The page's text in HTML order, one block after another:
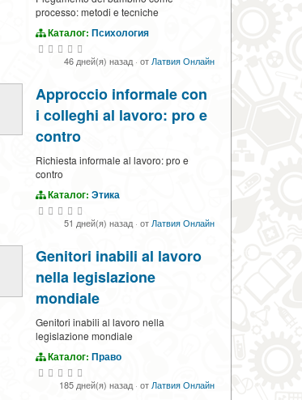
processo: metodi e tecniche
Каталог: Психология
46 дней(я) назад· отЛатвия Онлайн
Approccio informale con
i colleghi al lavoro: pro e
contro
Richiesta informale al lavoro: pro e
contro
Каталог: Этика
51 дней(я) назад· отЛатвия Онлайн
Genitori inabili al lavoro
nella legislazione
mondiale
Genitori inabili al lavoro nella
legislazione mondiale
Каталог: Право
185 дней(я) назад· отЛатвия Онлайн